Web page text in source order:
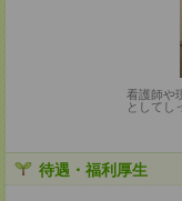
看護師や
としてし
待遇・福利厚生